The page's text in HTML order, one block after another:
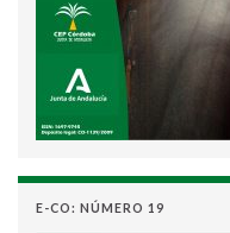
E-CO: NÚMERO 19